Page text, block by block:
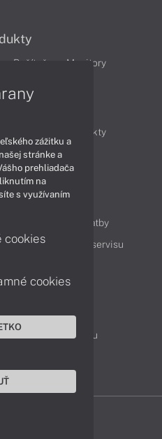
Počítače Monitory
Produkty
Videá
doručenia a platby
služby Cenník servisu
oddelenie
Reklamácia tovaru
zážitku a
stránke a
prehliadača
na
s využívaním
cookies
cookies